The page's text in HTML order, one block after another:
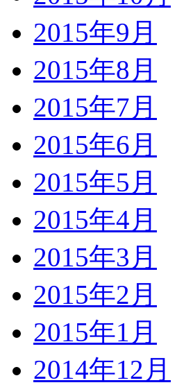
2015年9月
2015年8月
2015年7月
2015年6月
2015年5月
2015年4月
2015年3月
2015年2月
2015年1月
2014年12月